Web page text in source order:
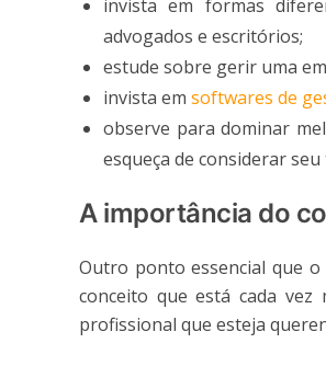
invista em formas
advogados e escritórios;
estude sobre gerir uma
invista em softwares de
observe para dominar
esqueça de considerar
A importância do
Outro ponto essencial que
conceito que está cada
profissional que esteja